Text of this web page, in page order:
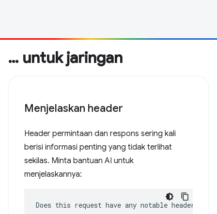
… untuk jaringan
Menjelaskan header
Header permintaan dan respons sering kali
berisi informasi penting yang tidak terlihat
sekilas. Minta bantuan AI untuk
menjelaskannya:
Does this request have any notable headers?